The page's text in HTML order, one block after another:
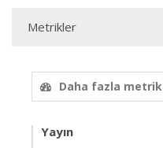
Metrikler
Daha fazla metrik
Yayın